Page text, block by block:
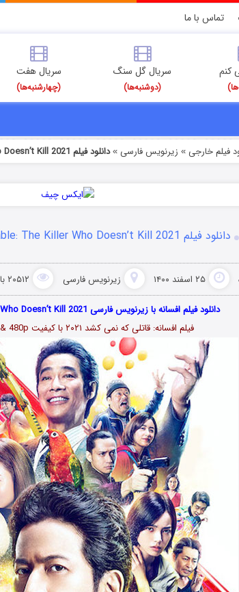
تماس با ما
کنم سریال گل سنگ
(دوشنبه‌ها)
سریال هفت
(چهارشنبه‌ها)
فیلم خارجی » زیرنویس فارسی »دانلود فیلم The Fable: The Killer Who Doesn’t Kill 2021
دانلود فیلم The Fable: The Killer Who Doesn’t Kill 2021
۲۵ اسفند ۱۴۰۰ زیرنویس فارسی ۲۰۵۱۲ بازدید
دانلود فیلم افسانه با زیرنویس فارسی The Fable: The Killer Who Doesn’t Kill 2021
فیلم افسانه: قاتلی که نمی کشد
با کیفیت 1080p & 720p & 480p